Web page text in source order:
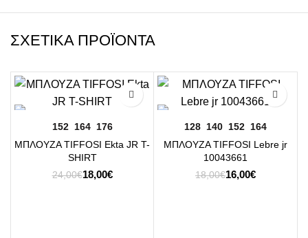
ΣΧΕΤΙΚΆ ΠΡΟΪΌΝΤΑ
152 164 176
ΜΠΛΟΥΖΑ TIFFOSI Ekta JR T-
SHIRT
24,00€Original
18,00€Η
128 140 152 164
ΜΠΛΟΥΖΑ TIFFOSI Lebre jr
10043661
18,00€Original
16,00€Η